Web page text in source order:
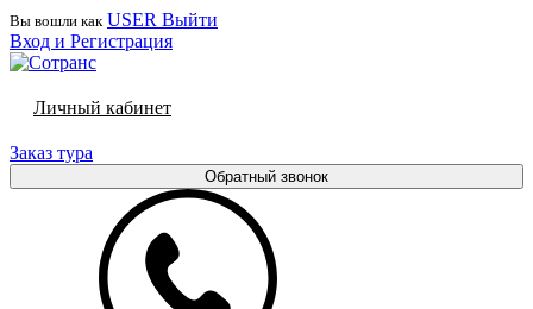
Вы вошли как USER Выйти
Вход и Регистрация
Личный кабинет
Заказ тура
Обратный звонок